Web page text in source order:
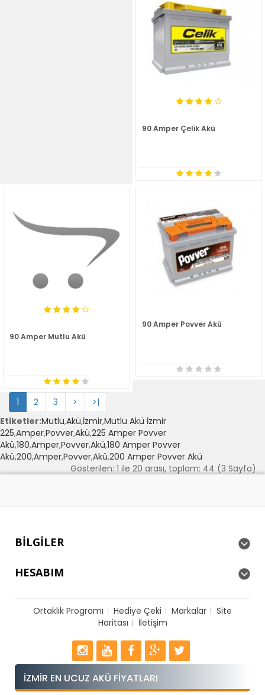
90 Amper Çelik Akü
90 Amper Mutlu Akü
90 Amper Povver Akü
1 2 3 >
>|
Etiketler:Mutlu,Akü,İzmir,Mutlu Akü İzmir
225,Amper,Povver,Akü,225 Amper Povver
Akü,180,Amper,Povver,Akü,180 Amper Povver
Akü,200,Amper,Povver,Akü,200 Amper Povver Akü
Gösterilen: 1 ile 20 arası, toplam: 44 (3 Sayfa)
BILGILER
HESABIM
Ortaklık Programı Hediye Çeki Markalar
Site
Haritası
İletişim
İZMIR EN UCUZ AKÜ FIYATLARI